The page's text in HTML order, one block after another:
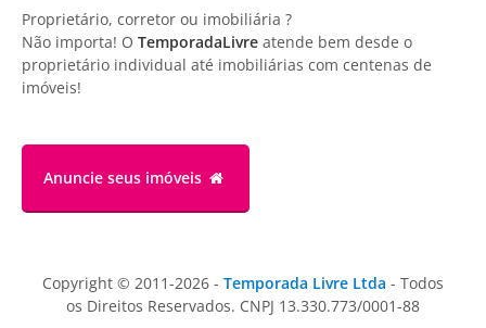
Proprietário, corretor ou imobiliária ?
Não importa! O TemporadaLivre atende bem desde o
proprietário individual até imobiliárias com centenas de
imóveis!
Anuncie seus imóveis
Copyright © 2011-2026 - Temporada Livre Ltda - Todos
os Direitos Reservados. CNPJ 13.330.773/0001-88